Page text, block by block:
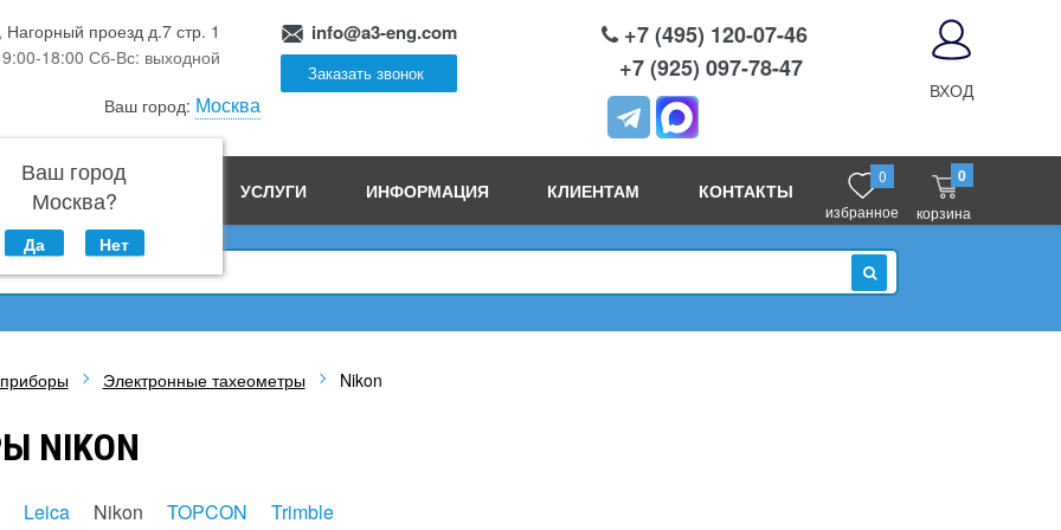
проезд д.7 стр. 1
18:00 Сб-Вс: выходной
Ваш город: Москва
Ваш город
Москва?
Да Нет
info@a3-eng.com
Заказать звонок
+7 (495) 120-07-46
+7 (925) 097-78-47
ВХОД
ПРОИЗВОДСТВО УСЛУГИ ИНФОРМАЦИЯ КЛИЕНТАМ КОНТАКТЫ
0
избранное
0
корзина
ИСКАТЬ
Электронные тахеометры Nikon
NIKON
Leica Nikon TOPCON Trimble